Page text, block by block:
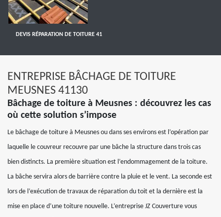
DEVIS RÉPARATION DE TOITURE 41
ENTREPRISE BÂCHAGE DE TOITURE
MEUSNES 41130
Bâchage de toiture à Meusnes : découvrez les cas
où cette solution s’impose
Le bâchage de toiture à Meusnes ou dans ses environs est l’opération par
laquelle le couvreur recouvre par une bâche la structure dans trois cas
bien distincts. La première situation est l’endommagement de la toiture.
La bâche servira alors de barrière contre la pluie et le vent. La seconde est
lors de l’exécution de travaux de réparation du toit et la dernière est la
mise en place d’une toiture nouvelle. L’entreprise JZ Couverture vous